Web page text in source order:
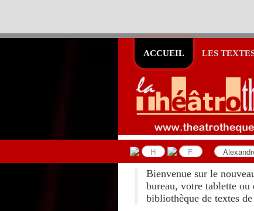
ACCUEIL LES
Bienvenue sur le
bureau, votre tablette ou
bibliothèque de textes